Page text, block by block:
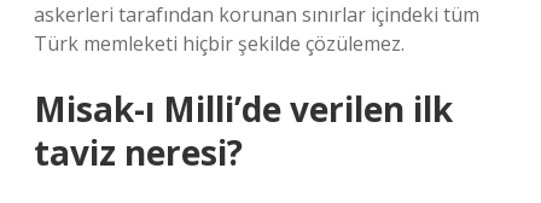
askerleri tarafından korunan sınırlar içindeki tüm
Türk memleketi hiçbir şekilde çözülemez.
Misak-ı Milli’de verilen ilk
taviz neresi?